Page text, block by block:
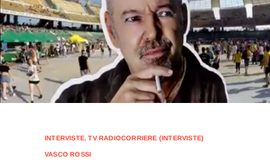
INTERVISTE,TV RADIOCORRIERE (INTERVISTE)
VASCO ROSSI